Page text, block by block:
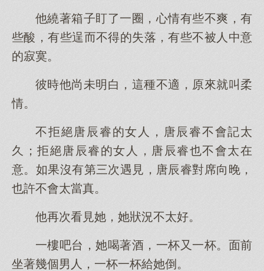
他繞著箱子盯了一圈，心情有些不爽，有
些酸，有些逞而不得的失落，有些不被人中意
的寂寞。
彼時他尚未明白，這種不適，原來就叫柔
情。
不拒絕唐辰睿的女人，唐辰睿不會記太
久；拒絕唐辰睿的女人，唐辰睿也不會太在
意。如果沒有第三次遇見，唐辰睿對席向晚，
也許不會太當真。
他再次看見她，她狀況不太好。
一樓吧台，她喝著酒，一杯又一杯。面前
坐著幾個男人，一杯一杯給她倒。